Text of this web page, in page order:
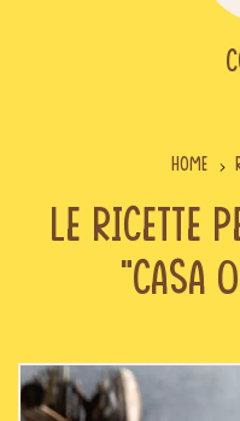
Home
Le ricette
“Casa